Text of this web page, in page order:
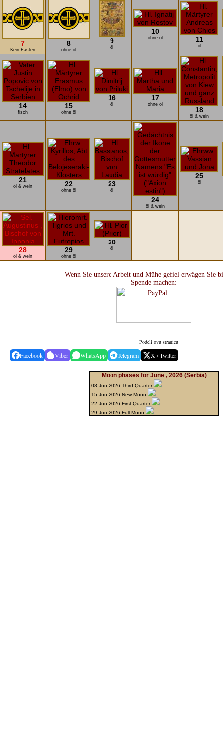
7
Kein Fasten
8
ohne öl
9
öl
10
ohne öl 11
öl
14
fisch
15
ohne öl
16
öl
17
ohne öl
18
öl & wein
21
öl & wein 22
ohne öl
23
öl
24
öl & wein
25
öl
28
öl & wein
29
ohne öl
30
öl
Wenn Sie unsere Arbeit und Mühe gefiel erwägen Sie
Spende machen:
Podeli ovu stranicu
Facebook Viber WhatsApp Telegram X / Twitter
Moon phases for June , 2026 (Serbia)
08 Jun 2026 Third Quarter
15 Jun 2026 New Moon
22 Jun 2026 First Quarter
29 Jun 2026 Full Moon